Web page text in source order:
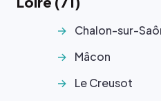
Chalon-sur-
Mâcon
Le Creusot